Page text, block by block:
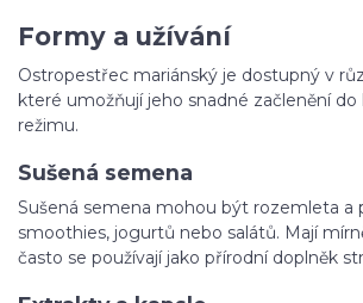
Formy a užívání
Ostropestřec mariánský je dostupný v
které umožňují jeho snadné začlenění do
režimu.
Sušená semena
Sušená semena mohou být rozemleta a
smoothies, jogurtů nebo salátů. Mají
často se používají jako přírodní doplněk